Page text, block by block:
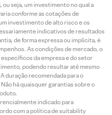
seja, um investimento no qual a
conforme as cotações de
investimento de alto risco e os
indicativos de resultados
de forma expressa ou implícita, é
As condições de mercado, o
da empresa e do setor
podendo resultar até mesmo
duração recomendada para o
há quaisquer garantias sobre o
indicado para
com a política de suitability